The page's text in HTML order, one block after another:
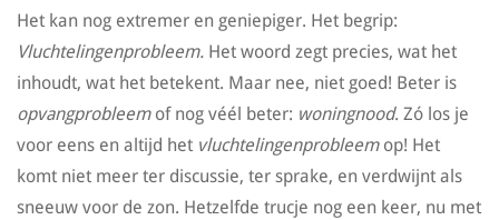
Het kan nog extremer en geniepiger. Het begrip:
Vluchtelingenprobleem. Het woord zegt precies, wat het
inhoudt, wat het betekent. Maar nee, niet goed! Beter is
opvangprobleem of nog véél beter: woningnood. Zó los je
voor eens en altijd het vluchtelingenprobleemop! Het
komt niet meer ter discussie, ter sprake, en verdwijnt als
sneeuw voor de zon. Hetzelfde trucje nog een keer, nu met